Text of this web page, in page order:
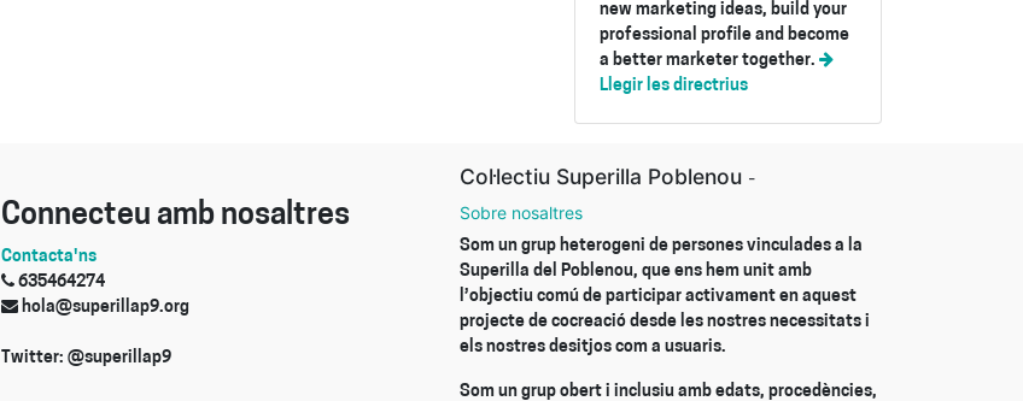
new marketing ideas, build your
professional profile and become
a better marketer together.
Llegir les directrius
Connecteu amb nosaltres
Contacta'ns
635464274
hola@superillap9.org
Twitter: @superillap9
Col·lectiu Superilla Poblenou -
Sobre nosaltres
Som un grup heterogeni de persones vinculades a la
Superilla del Poblenou, que ens hem unit amb
l’objectiu comú de participar activament en aquest
projecte de cocreació desde les nostres necessitats i
els nostres desitjos com a usuaris.
Som un grup obert i inclusiu amb edats, procedències,